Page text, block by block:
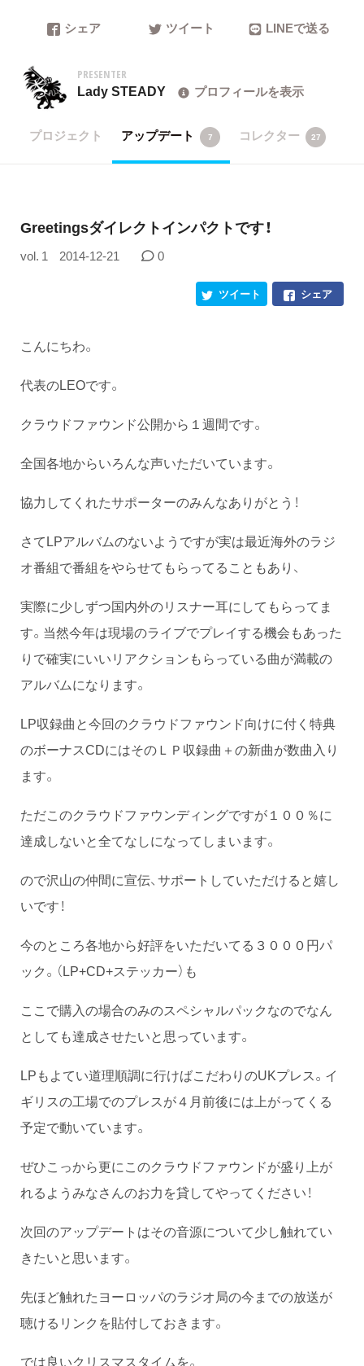
シェア ツイート LINEで送る
PRESENTER
Lady STEADY プロフィールを表示
プロジェクト アップデート 7 コレクター 27
Greetingsダイレクトインパクトです！
vol. 1 2014-12-21 0
シェア
ツイート
こんにちわ。
代表のLEOです。
クラウドファウンド公開から１週間です。
全国各地からいろんな声いただいています。
協力してくれたサポーターのみんなありがとう！
さてLPアルバムのないようですが実は最近海外のラジ
オ番組で番組をやらせてもらってることもあり、
実際に少しずつ国内外のリスナー耳にしてもらってま
す。当然今年は現場のライブでプレイする機会もあった
りで確実にいいリアクションもらっている曲が満載の
アルバムになります。
LP収録曲と今回のクラウドファウンド向けに付く特典
のボーナスCDにはそのＬＰ収録曲＋の新曲が数曲入り
ます。
ただこのクラウドファウンディングですが１００％に
達成しないと全てなしになってしまいます。
ので沢山の仲間に宣伝、サポートしていただけると嬉し
いです！
今のところ各地から好評をいただいてる３０００円パ
ック。（LP+CD+ステッカー）も
ここで購入の場合のみのスペシャルパックなのでなん
としても達成させたいと思っています。
LPもよてい道理順調に行けばこだわりのUKプレス。イ
ギリスの工場でのプレスが４月前後には上がってくる
予定で動いています。
ぜひこっから更にこのクラウドファウンドが盛り上が
れるようみなさんのお力を貸してやってください！
次回のアップデートはその音源について少し触れてい
きたいと思います。
先ほど触れたヨーロッパのラジオ局の今までの放送が
聴けるリンクを貼付しておきます。
では良いクリスマスタイムを。